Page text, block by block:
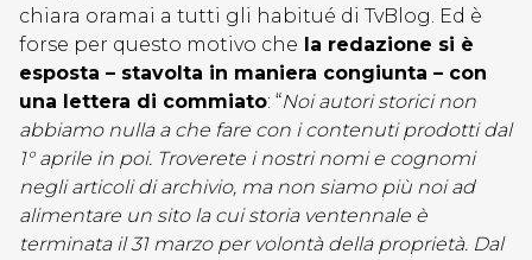
chiara oramai a tutti gli habitué di TvBlog. Ed è
forse per questo motivo che la redazione si è
esposta – stavolta in maniera congiunta – con
una lettera di commiato: “Noi autori storici non
abbiamo nulla a che fare con i contenuti prodotti dal
1° aprile in poi. Troverete i nostri nomi e cognomi
negli articoli di archivio, ma non siamo più noi ad
alimentare un sito la cui storia ventennale è
terminata il 31 marzo per volontà della proprietà. Dal